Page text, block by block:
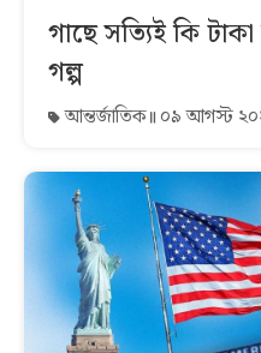
গাছে সত্যিই কি
গল্প
আন্তর্জাতিক ০৯ আগস্ট